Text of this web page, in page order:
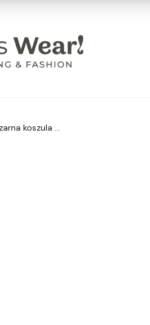
HOLLISTER – czarna koszula z haftem flamingi, stójka M